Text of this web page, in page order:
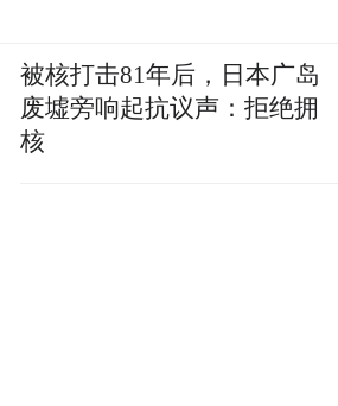
被核打击81年后，日本广岛
废墟旁响起抗议声：拒绝拥
核